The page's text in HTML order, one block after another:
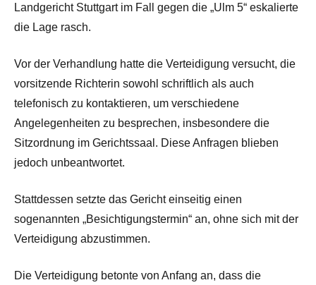
Landgericht Stuttgart im Fall gegen die „Ulm 5“ eskalierte
die Lage rasch.
Vor der Verhandlung hatte die Verteidigung versucht, die
vorsitzende Richterin sowohl schriftlich als auch
telefonisch zu kontaktieren, um verschiedene
Angelegenheiten zu besprechen, insbesondere die
Sitzordnung im Gerichtssaal. Diese Anfragen blieben
jedoch unbeantwortet.
Stattdessen setzte das Gericht einseitig einen
sogenannten „Besichtigungstermin“ an, ohne sich mit der
Verteidigung abzustimmen.
Die Verteidigung betonte von Anfang an, dass die